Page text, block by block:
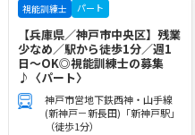
視能訓練士 パート
【兵庫県／神戸市中央区】残業
少なめ／駅から徒歩1分／週1
日～OK◎視能訓練士の募集
♪〈パート〉
神戸市営地下鉄西神・山手線
(新神戸－新長田)「新神戸駅」
（徒歩1分）